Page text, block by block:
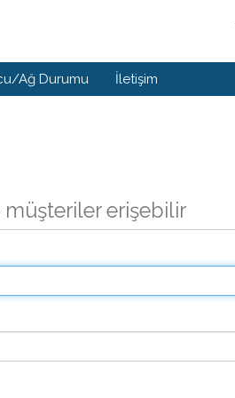
Ağ Durumu İletişim
erişebilir